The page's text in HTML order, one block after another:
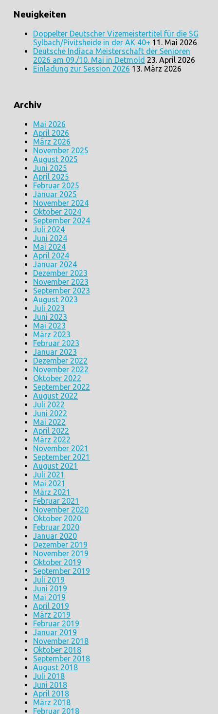
Neuigkeiten
Doppelter Deutscher Vizemeistertitel für die SG
Sylbach/Pivitsheide in der AK 40+ 11. Mai 2026
Deutsche Indiaca Meisterschaft der Senioren
2026 am 09./10. Mai in Detmold 23. April 2026
Einladung zur Session 2026 13. März 2026
Archiv
Mai 2026
April 2026
März 2026
November 2025
August 2025
Juni 2025
April 2025
Februar 2025
Januar 2025
November 2024
Oktober 2024
September 2024
Juli 2024
Juni 2024
Mai 2024
April 2024
Januar 2024
Dezember 2023
November 2023
September 2023
August 2023
Juli 2023
Juni 2023
Mai 2023
März 2023
Februar 2023
Januar 2023
Dezember 2022
November 2022
Oktober 2022
September 2022
August 2022
Juli 2022
Juni 2022
Mai 2022
April 2022
März 2022
November 2021
September 2021
August 2021
Juli 2021
Mai 2021
März 2021
Februar 2021
November 2020
Oktober 2020
Februar 2020
Januar 2020
Dezember 2019
November 2019
Oktober 2019
September 2019
Juli 2019
Juni 2019
Mai 2019
April 2019
März 2019
Februar 2019
Januar 2019
November 2018
Oktober 2018
September 2018
August 2018
Juli 2018
Juni 2018
April 2018
März 2018
Februar 2018